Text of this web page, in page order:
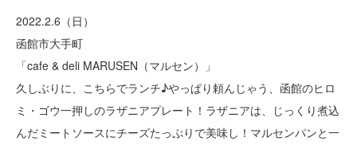
2022.2.6（日）
函館市大手町
「cafe & deli MARUSEN（マルセン）」
久しぶりに、こちらでランチ♪やっぱり頼んじゃう、函館のヒロ
ミ・ゴウ一押しのラザニアプレート！ラザニアは、じっくり煮込
んだミートソースにチーズたっぷりで美味し！マルセンパンと一